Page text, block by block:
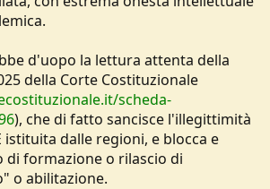
d'uopo la lettura attenta della
della Corte Costituzionale
scheda-
), che di fatto sancisce l'illegittimità
istituita dalle regioni, e blocca e
di formazione o rilascio di
o abilitazione.